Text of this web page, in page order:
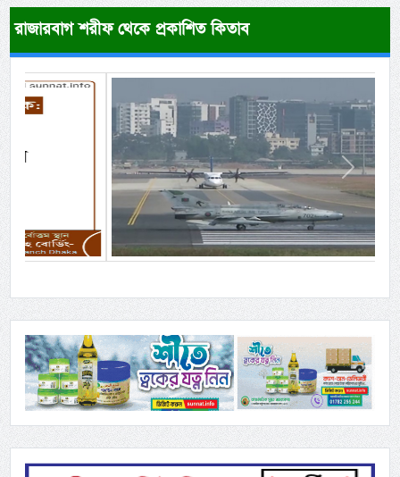
রাজারবাগ শরীফ থেকে প্রকাশিত কিতাব
Next